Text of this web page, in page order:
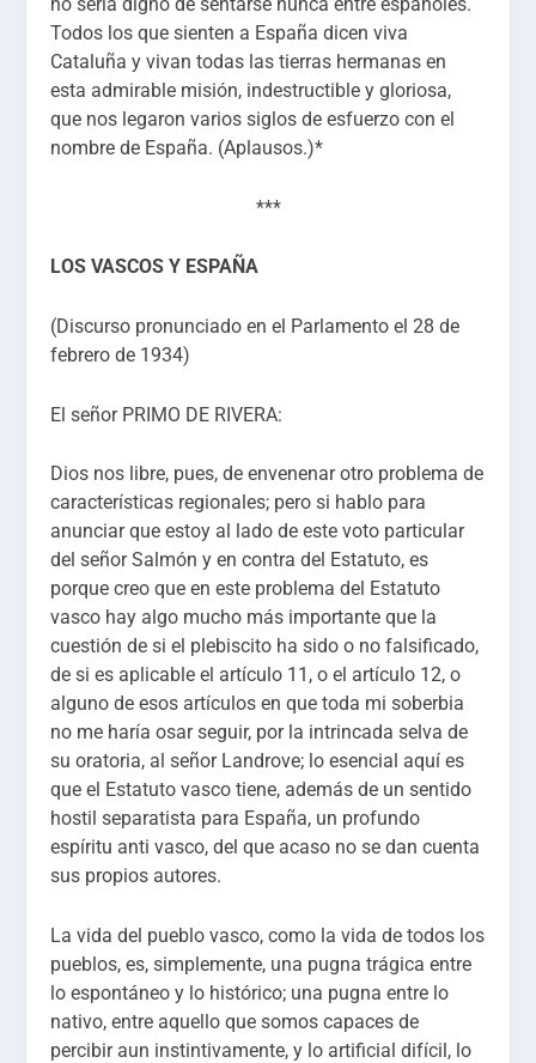
Todos los que sienten a España dicen viva
Cataluña y vivan todas las tierras hermanas en
esta admirable misión, indestructible y gloriosa,
que nos legaron varios siglos de esfuerzo con el
nombre de España. (Aplausos.)*
***
LOS VASCOS Y ESPAÑA
(Discurso pronunciado en el Parlamento el 28 de
febrero de 1934)
El señor PRIMO DE RIVERA:
Dios nos libre, pues, de envenenar otro problema de
características regionales; pero si hablo para
anunciar que estoy al lado de este voto particular
del señor Salmón y en contra del Estatuto, es
porque creo que en este problema del Estatuto
vasco hay algo mucho más importante que la
cuestión de si el plebiscito ha sido o no falsificado,
de si es aplicable el artículo 11, o el artículo 12, o
alguno de esos artículos en que toda mi soberbia
no me haría osar seguir, por la intrincada selva de
su oratoria, al señor Landrove; lo esencial aquí es
que el Estatuto vasco tiene, además de un sentido
hostil separatista para España, un profundo
espíritu anti vasco, del que acaso no se dan cuenta
sus propios autores.
La vida del pueblo vasco, como la vida de todos los
pueblos, es, simplemente, una pugna trágica entre
lo espontáneo y lo histórico; una pugna entre lo
nativo, entre aquello que somos capaces de
percibir aun instintivamente, y lo artificial difícil, lo